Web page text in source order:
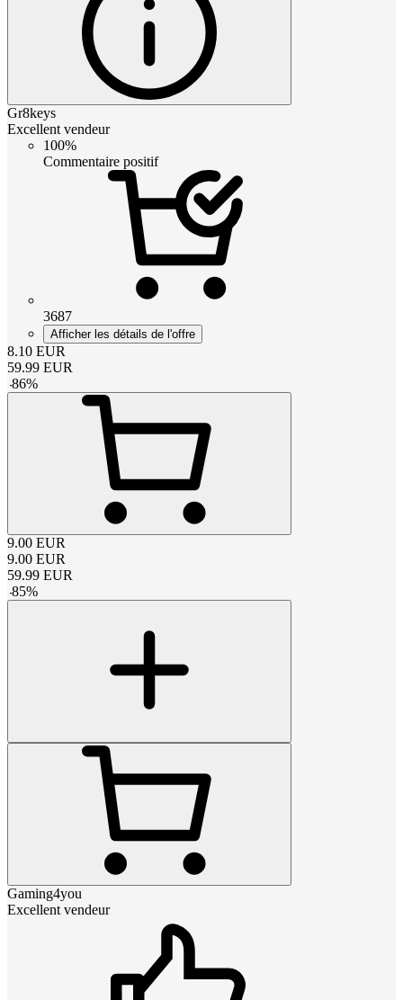
Gr8keys
Excellent vendeur
100%
Commentaire positif
3687
Afficher les détails de l'offre
8.10 EUR
59.99 EUR
-86%
9.00 EUR
9.00 EUR
59.99 EUR
-85%
Gaming4you
Excellent vendeur